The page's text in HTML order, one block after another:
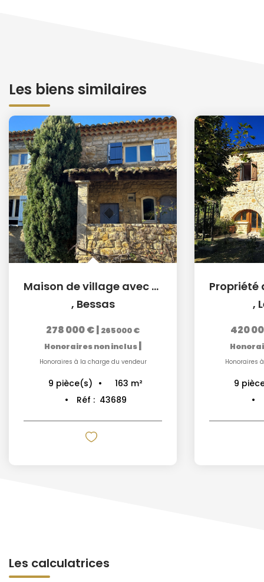
Les biens similaires
Maison de village avec vue imprenable.
, Bessas
278 000 €| 265 000 €
Honoraires non inclus|
Honoraires à la charge du vendeur
9 pièce(s) 163 m²
Réf : 43689
,
420
Honoraires
9
Les calculatrices